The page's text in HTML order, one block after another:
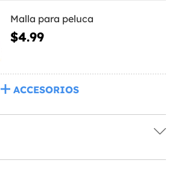
Malla para peluca
$4.99
ACCESORIOS